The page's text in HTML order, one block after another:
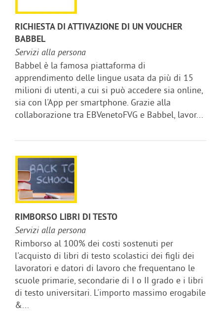
RICHIESTA DI ATTIVAZIONE DI UN VOUCHER
BABBEL
Servizi alla persona
Babbel è la famosa piattaforma di
apprendimento delle lingue usata da più di 15
milioni di utenti, a cui si può accedere sia online,
sia con l'App per smartphone. Grazie alla
collaborazione tra EBVenetoFVG e Babbel, lavor...
RIMBORSO LIBRI DI TESTO
Servizi alla persona
Rimborso al 100% dei costi sostenuti per
l'acquisto di libri di testo scolastici dei figli dei
lavoratori e datori di lavoro che frequentano le
scuole primarie, secondarie di I o II grado e i libri
di testo universitari. L'importo massimo erogabile
&...